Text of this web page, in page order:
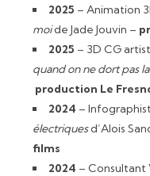
2025 – Animation
moide Jade Jouvin –
2025 – 3D CG
quand on ne dort pas
production Le
2024 –
électriquesd’Alois
films
2024 – Consultant